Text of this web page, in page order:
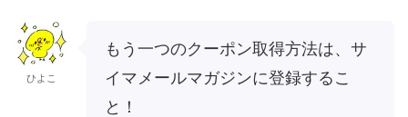
ひよこ
もう一つのクーポン取得方法は、サ
イマメールマガジンに登録するこ
と！